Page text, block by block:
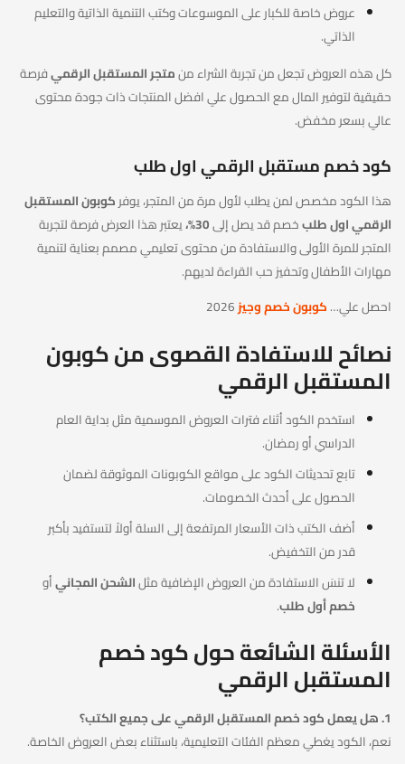
عروض خاصة للكبار على الموسوعات وكتب التنمية الذاتية والتعليم
الذاتي.
كل هذه العروض تجعل من تجربة الشراء منمتجر المستقبل الرقميفرصة
حقيقية لتوفير المال مع الحصول علي افضل المنتجات ذات جودة محتوى
عالي بسعر مخفض.
كود خصم مستقبل الرقمي اول طلب
هذا الكود مخصص لمن يطلب لأول مرة من المتجر، يوفركوبون المستقبل
الرقمي اول طلبخصم قد يصل إلى30%، يعتبر هذا العرض فرصة لتجربة
المتجر للمرة الأولى والاستفادة من محتوى تعليمي مصمم بعناية لتنمية
مهارات الأطفال وتحفيز حب القراءة لديهم.
احصل علي…كوبون خصم وجيز
نصائح للاستفادة القصوى من كوبون
المستقبل الرقمي
استخدم الكود أثناء فترات العروض الموسمية مثل بداية العام
الدراسي أو رمضان.
تابع تحديثات الكود على مواقع الكوبونات الموثوقة لضمان
الحصول على أحدث الخصومات.
أضف الكتب ذات الأسعار المرتفعة إلى السلة أولاً لتستفيد بأكبر
قدر من التخفيض.
لا تنسَ الاستفادة من العروض الإضافية مثلالشحن المجانيأو
خصم أول طلب.
الأسئلة الشائعة حول كود خصم
المستقبل الرقمي
1. هل يعمل كود خصم المستقبل الرقمي على جميع الكتب؟
نعم، الكود يغطي معظم الفئات التعليمية، باستثناء بعض العروض الخاصة.